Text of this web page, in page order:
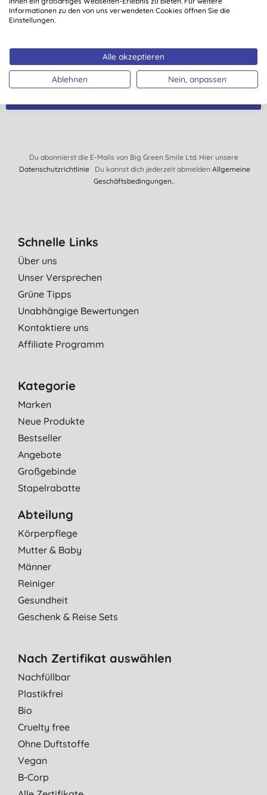
Zusätzlich nimmst Du automatisch an unserer
Du abonnierst die E-Mails von Big Green Smile Ltd. Hier unsere
DatenschutzrichtlinieDu kannst dich jederzeit abmelden Allgemeine
Geschäftsbedingungen..
Schnelle Links
Über uns
Unser Versprechen
Grüne Tipps
Unabhängige Bewertungen
Kontaktiere uns
Affiliate Programm
Kategorie
Marken
Neue Produkte
Bestseller
Angebote
Großgebinde
Stapelrabatte
Abteilung
Körperpflege
Mutter & Baby
Männer
Reiniger
Gesundheit
Geschenk & Reise Sets
Nach Zertifikat auswählen
Nachfüllbar
Plastikfrei
Bio
Cruelty free
Ohne Duftstoffe
Vegan
B-Corp
Informationen zu den von uns verwendeten Cookies öffnen Sie die
Einstellungen.
Alle akzeptieren
Ablehnen Nein, anpassen